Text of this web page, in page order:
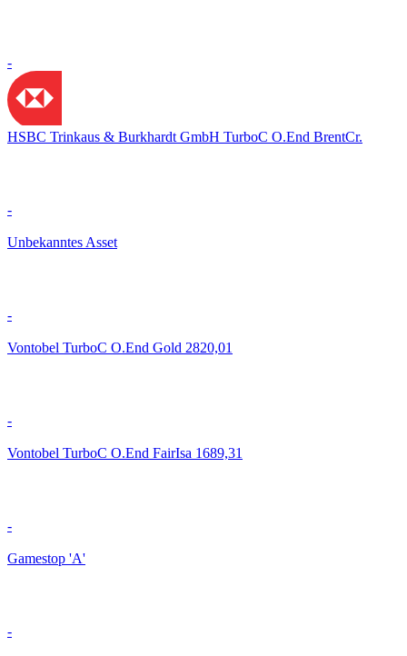
-
HSBC Trinkaus & Burkhardt GmbH TurboC O.End BrentCr.
-
Unbekanntes Asset
-
Vontobel TurboC O.End Gold 2820,01
-
Vontobel TurboC O.End FairIsa 1689,31
-
Gamestop 'A'
-